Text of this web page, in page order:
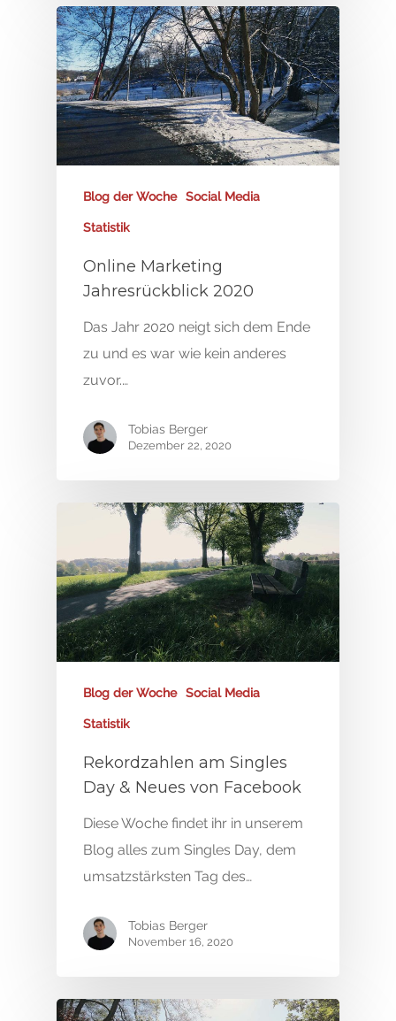
Blog der Woche Social Media
Statistik
Online Marketing
Jahresrückblick 2020
Das Jahr 2020 neigt sich dem Ende
zu und es war wie kein anderes
zuvor.…
Tobias Berger
Dezember 22, 2020
Blog der Woche Social Media
Statistik
Rekordzahlen am Singles
Day & Neues von Facebook
Diese Woche findet ihr in unserem
Blog alles zum Singles Day, dem
umsatzstärksten Tag des…
Tobias Berger
November 16, 2020
Online Marketing
SEA & Google Ads
Blog